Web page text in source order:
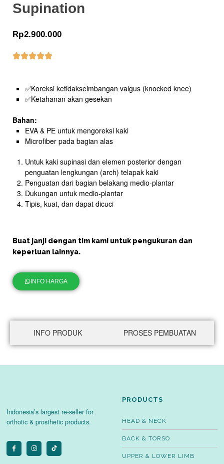
Supination
Rp2.900.000
✅Koreksi ketidakseimbangan valgus (knocked knee)
✅Ketahanan akan gesekan
Bahan:
EVA & PE untuk mengoreksi kaki
Microfiber pada bagian alas
Untuk kaki supinasi dan elemen posterior dengan
penguatan lengkungan (arch) telapak kaki
Penguatan dari bagian belakang medio-plantar
Dukungan untuk medio-plantar
Tipis, kuat, dan dapat dicuci
Buat janji dengan tim kami untuk pengukuran dan
keperluan lainnya.
INFO HARGA
INFO PRODUK PROSES PEMBUATAN
Indonesia’s largest re-seller for
orthotic & prosthetic products.
PRODUCTS
HEAD & NECK
BACK & TORSO
UPPER & LOWER LIMB